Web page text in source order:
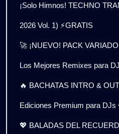
¡Solo Himnos! TECHNO
2026 Vol. 1) ⚡GRATIS
🚀 ¡NUEVO! PACK
Los Mejores Remixes para
🔥 BACHATAS INTRO &
Ediciones Premium para DJs
💖 BALADAS DEL